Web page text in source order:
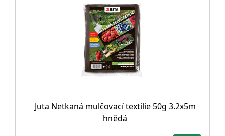
Juta Netkaná mulčovací textilie 50g 3.2x5m
hnědá